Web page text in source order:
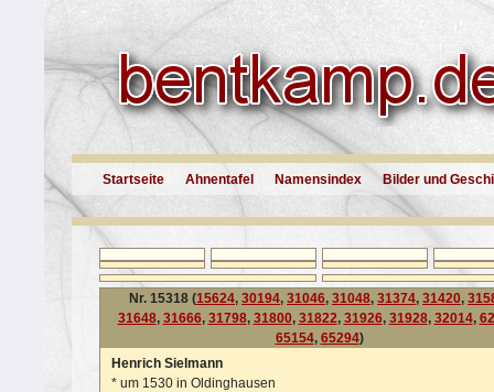
Startseite Ahnentafel Namensindex Bilder und
Nr. 15318 (15624, 30194, 31046, 31048, 31374, 31420,
31648, 31666, 31798, 31800, 31822, 31926, 31928, 32014,
65154, 65294)
Henrich Sielmann
* um 1530 in Oldinghausen